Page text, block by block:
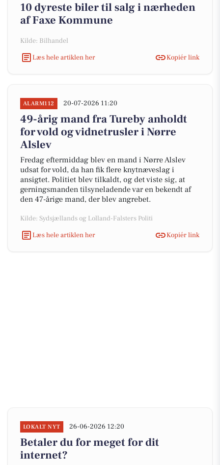
10 dyreste biler til salg i nærheden
af Faxe Kommune
Kilde: Bilhandel
Læs hele artiklen her
Kopiér link
ALARM112 20-07-2026 11:20
49-årig mand fra Tureby anholdt
for vold og vidnetrusler i Nørre
Alslev
Fredag eftermiddag blev en mand i Nørre Alslev
udsat for vold, da han fik flere knytnæveslag i
ansigtet. Politiet blev tilkaldt, og det viste sig, at
gerningsmanden tilsyneladende var en bekendt af
den 47-årige mand, der blev angrebet.
Kilde: Sydsjællands og Lolland-Falsters Politi
Læs hele artiklen her
Kopiér link
LOKALT NYT 26-06-2026 12:20
Betaler du for meget for dit
internet?